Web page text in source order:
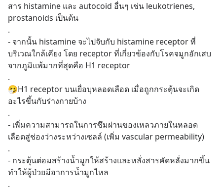
สาร histamine และ autocoid อื่นๆ เช่น leukotrienes,
prostanoids เป็นต้น
.
- จากนั้น histamine จะไปจับกับ histamine receptor ที่
บริเวณใกล้เคียง โดย receptor ที่เกี่ยวข้องกับโรคจมูกอักเสบ
จากภูมิแพ้มากที่สุดคือ H1 receptor
.
🤧H1 receptor บนเยื่อบุหลอดเลือด เมื่อถูกกระตุ้นจะเกิด
อะไรขึ้นกับร่างกายบ้าง
.
- เพิ่มความสามารถในการซึมผ่านของเหลวภายในหลอด
เลือดสู่ช่องว่างระหว่างเซลล์ (เพิ่ม vascular permeability)
.
- กระตุ้นต่อมสร้างน้ำมูกให้สร้างและหลั่งสารคัดหลั่งมากขึ้น
ทำให้ผู้ป่วยมีอาการน้ำมูกไหล
.